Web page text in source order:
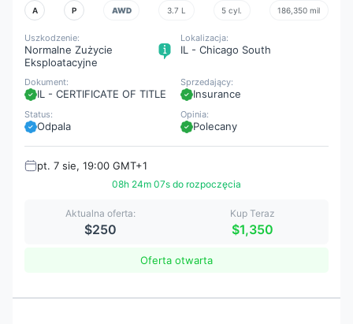
A P AWD 3.7 L 5 cyl. 186,350 mil
Uszkodzenie:
Normalne Zużycie
Eksploatacyjne
Sprzedający:
Insurance
Dokument:
IL - CERTIFICATE OF TITLE
Lokalizacja:
IL - Chicago South
Status:
Odpala
Opinia:
Polecany
pt. 7 sie, 19:00 GMT+1
08h 24m 05s do rozpoczęcia
Aktualna oferta:
$250
Kup Teraz
$1,350
Oferta otwarta